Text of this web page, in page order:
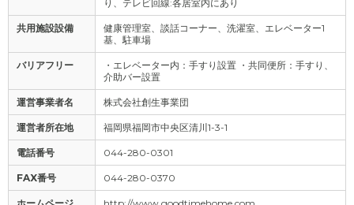
り、テレビ回線:各居室内にあり
共用施設設備
健康管理室、談話コーナー、洗濯室、エレベーター1
基、駐車場
バリアフリー
・エレベーター内：手すり設置 ・共同便所：手すり、
介助バー設置
運営事業者名 株式会社創生事業団
運営者所在地 福岡県福岡市中央区清川1-3-1
電話番号 044-280-0301
FAX番号 044-280-0370